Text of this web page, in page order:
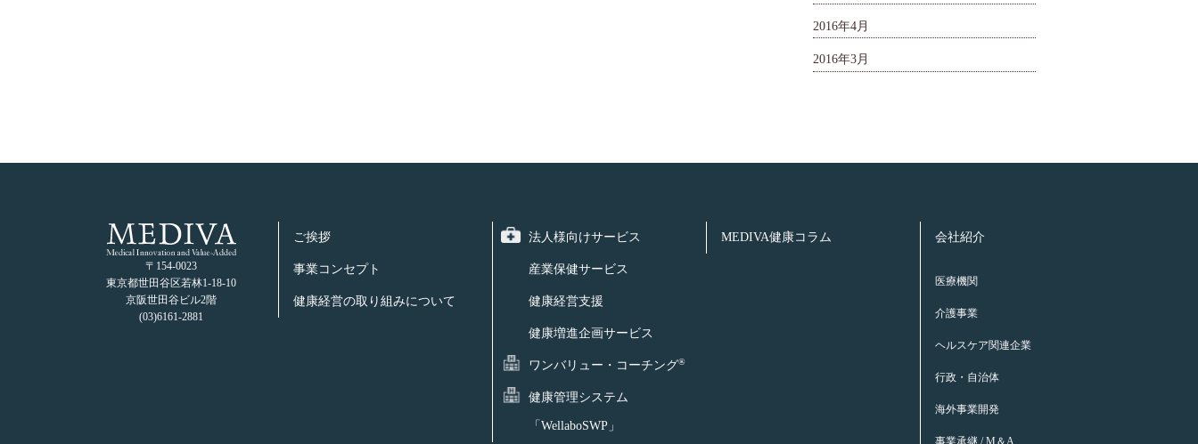
2016年4月
2016年3月
〒154-0023
東京都世⽥⾕区若林1-18-10
京阪世⽥⾕ビル2階
(03)6161-2881
ご挨拶
事業コンセプト
健康経営の取り組みについて
法人様向けサービス
産業保健サービス
健康経営支援
健康増進企画サービス
ワンバリュー・コーチング®
健康管理システム
「WellaboSWP」
MEDIVA健康コラム 会社紹介
医療機関
介護事業
ヘルスケア関連企業
行政・自治体
海外事業開発
事業承継 / M＆A